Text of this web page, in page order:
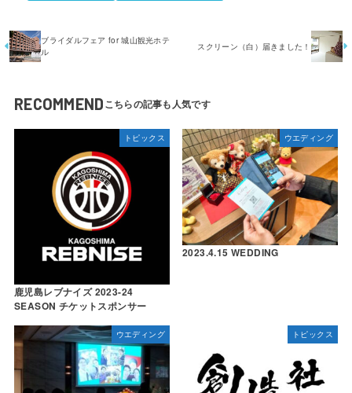
ブライダルフェア for 城山観光ホテ
ル
スクリーン（白）届きました！
RECOMMEND
トピックス
鹿児島レブナイズ 2023-24
SEASON チケットスポンサー
ウエディング
2023.4.15 WEDDING
ウエディング トピックス